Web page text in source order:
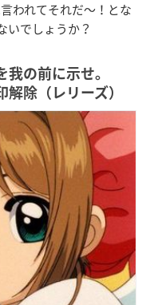
われてそれだ〜！とな
いでしょうか？
我の前に示せ。
除（レリーズ）